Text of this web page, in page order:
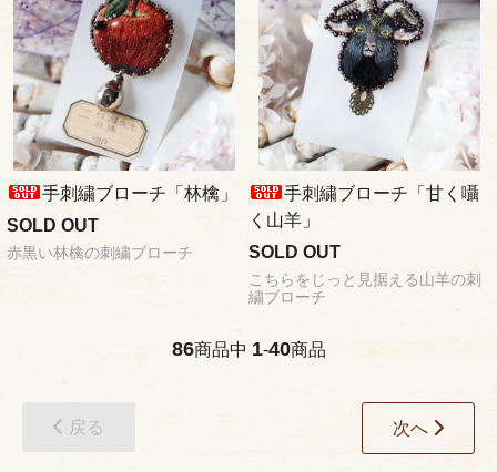
手刺繍ブローチ「林檎」
SOLD OUT
赤黒い林檎の刺繍ブローチ
手刺繍ブローチ「甘く囁
く山羊」
SOLD OUT
こちらをじっと見据える山羊の刺
繍ブローチ
86商品中 1-40商品
戻る 次へ